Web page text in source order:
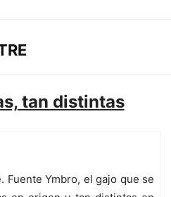
tan distintas
Ymbro, el gajo que se